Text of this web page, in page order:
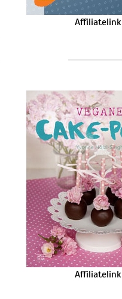
Affiliatelink
Affiliatelink